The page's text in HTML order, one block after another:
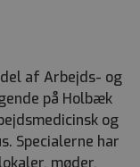
af Arbejds- og
på Holbæk
og
Specialerne har
møder,